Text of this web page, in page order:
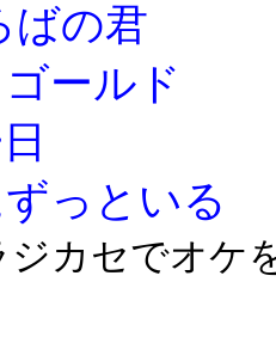
ばの君
ールド
っといる
ジカセでオケ